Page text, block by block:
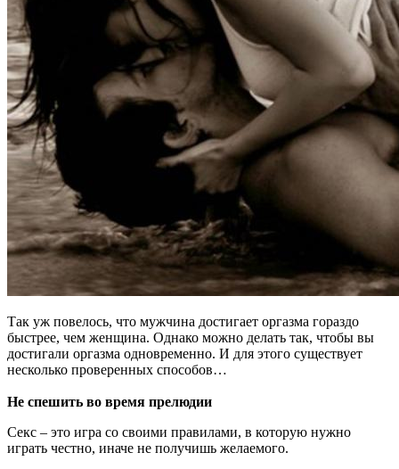
Так уж повелось, что мужчина достигает оргазма гораздо
быстрее, чем женщина. Однако можно делать так, чтобы вы
достигали оргазма одновременно. И для этого существует
несколько проверенных способов…
Не спешить во время прелюдии
Секс – это игра со своими правилами, в которую нужно
играть честно, иначе не получишь желаемого.